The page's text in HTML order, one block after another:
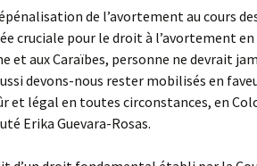
de l’avortement au cours
cruciale pour le droit à l’avortement en
et aux Caraïbes, personne ne devrait
devons-nous rester mobilisés en
et légal en toutes circonstances, en
Erika Guevara-Rosas.